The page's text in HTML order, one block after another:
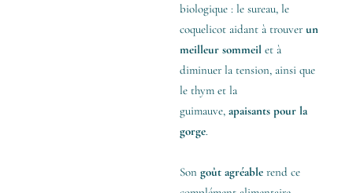
biologique : le sureau, le
coquelicot aidant à trouver un
meilleur sommeilet à
diminuer la tension, ainsi que
le thym et la
guimauve, apaisants pour la
gorge.
Son goût agréablerend ce